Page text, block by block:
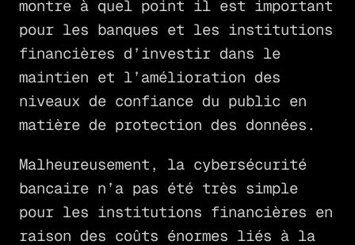
montre à quel point il est important
pour les banques et les institutions
financières d’investir dans le
maintien et l’amélioration des
niveaux de confiance du public en
matière de protection des données.
Malheureusement, la cybersécurité
bancaire n’a pas été très simple
pour les institutions financières en
raison des coûts énormes liés à la